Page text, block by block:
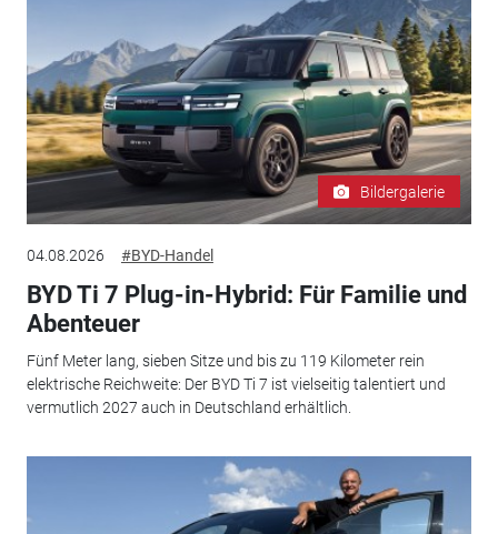
Bildergalerie
04.08.2026 #BYD-Handel
BYD Ti 7 Plug-in-Hybrid: Für Familie und
Abenteuer
Fünf Meter lang, sieben Sitze und bis zu 119 Kilometer rein
elektrische Reichweite: Der BYD Ti 7 ist vielseitig talentiert und
vermutlich 2027 auch in Deutschland erhältlich.